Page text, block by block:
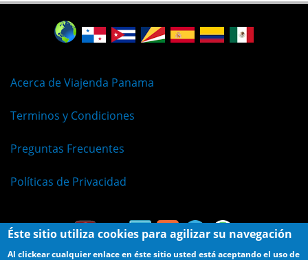
Acerca de Viajenda Panama
Terminos y Condiciones
Preguntas Frecuentes
Políticas de Privacidad
Éste sitio utiliza cookies para agilizar su navegación
Al clickear cualquier enlace en éste sitio usted está aceptando el uso de